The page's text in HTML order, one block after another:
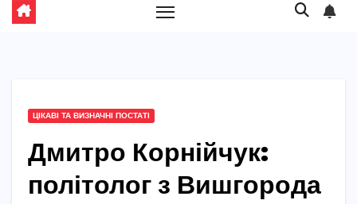
ЦІКАВІ ТА ВИЗНАЧНІ ПОСТАТІ
Дмитро Корнійчук:
політолог з Вишгорода